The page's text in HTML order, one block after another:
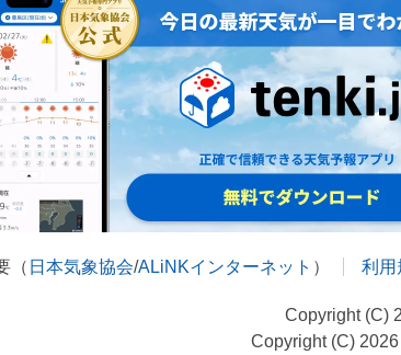
（ 日本気象協会/ALiNKインターネット ） 利用
Copyright (C)
Copyright (C) 2026